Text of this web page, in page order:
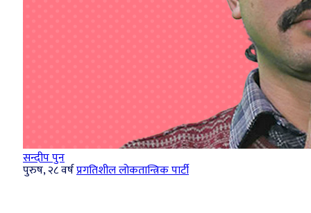
सन्दीप पुन
पुरुष, २८ वर्षप्रगतिशील लोकतान्त्रिक पार्टी